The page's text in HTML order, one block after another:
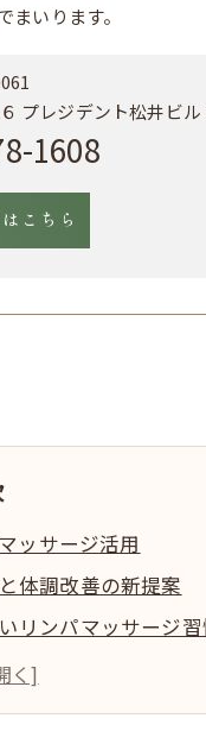
いります。
プレジデント松井ビル
1608
こちら
ッサージ活用
体調改善の新提案
リンパマッサージ
快適な健康維持法
活かした体調ケア術